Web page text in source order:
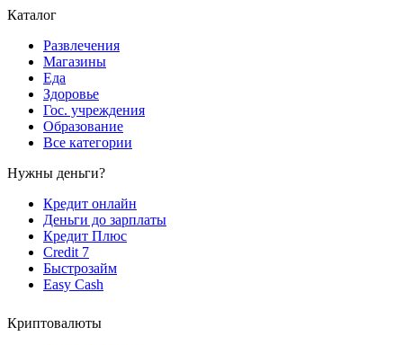
Каталог
Развлечения
Магазины
Еда
Здоровье
Гос. учреждения
Образование
Все категории
Нужны деньги?
Кредит онлайн
Деньги до зарплаты
Кредит Плюс
Credit 7
Быстрозайм
Easy Cash
Криптовалюты